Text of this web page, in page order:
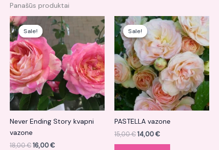
Panašūs produktai
Sale!
Sale!
Never Ending Story kvapni
vazone
18,00€
Original
price
was:
18,00 €.
16,00€
Current
price
is:
16,00 €.
Sale!
Sale!
PASTELLA vazone
15,00€
Original
price
was:
15,00 €.
14,00€
Current
price
is:
14,00 €.